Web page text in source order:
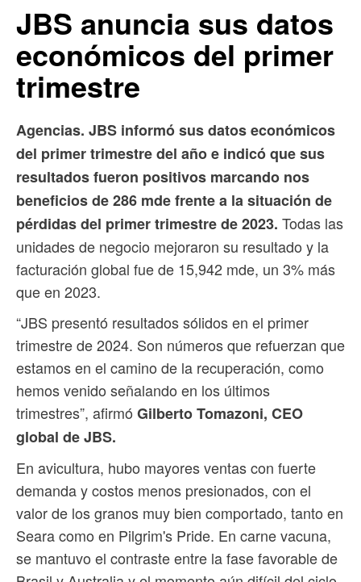
JBS anuncia sus datos
económicos del primer
trimestre
Agencias. JBS informó sus datos económicos
del primer trimestre del año e indicó que sus
resultados fueron positivos marcando nos
beneficios de 286 mde frente a la situación de
pérdidas del primer trimestre de 2023. Todas las
unidades de negocio mejoraron su resultado y la
facturación global fue de 15,942 mde, un 3% más
que en 2023.
“JBS presentó resultados sólidos en el primer
trimestre de 2024. Son números que refuerzan que
estamos en el camino de la recuperación, como
hemos venido señalando en los últimos
trimestres”, afirmó Gilberto Tomazoni, CEO
global de JBS.
En avicultura, hubo mayores ventas con fuerte
demanda y costos menos presionados, con el
valor de los granos muy bien comportado, tanto en
Seara como en Pilgrim's Pride. En carne vacuna,
se mantuvo el contraste entre la fase favorable de